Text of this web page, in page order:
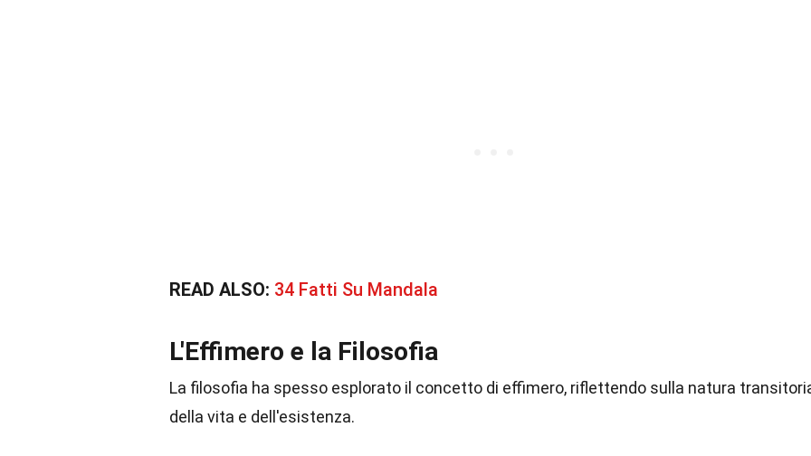
READ ALSO: 34 Fatti Su Mandala
L'Effimero e la Filosofia
La filosofia ha spesso esplorato il concetto di effimero, riflettendo sulla natura
della vita e dell'esistenza.